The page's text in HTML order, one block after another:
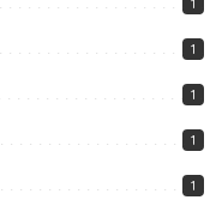
1
1
1
1
1